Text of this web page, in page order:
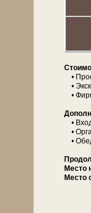
•
•
•
•
•
•
Место
Место